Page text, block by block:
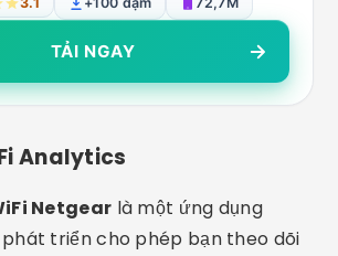
TẢI NGAY
Analytics
Netgear là một ứng dụng
triển cho phép bạn theo dõi